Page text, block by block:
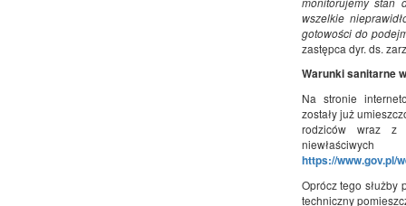
wszelkie
gotowości do
zastępca dyr. ds.
Warunki sanitarne
Na stronie
zostały już
rodziców wraz z
https://www.gov.pl/
Oprócz tego
techniczny